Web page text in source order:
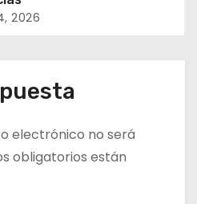
2026
electrónico no será
obligatorios están